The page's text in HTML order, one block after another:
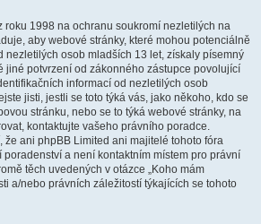
roku 1998 na ochranu soukromí nezletilých na
aby webové stránky, které mohou potenciálně
nezletilých osob mladších 13 let, získaly písemný
jiné potvrzení od zákonného zástupce povolující
informací od nezletilých osob
jisti, jestli se toto týká vás, jako někoho, kdo se
stránku, nebo se to týká webové stránky, na
kontaktujte vašeho právního poradce.
že ani phpBB Limited ani majitelé tohoto fóra
a není kontaktním místem pro právní
těch uvedených v otázce „Koho mám
a/nebo právních záležitostí týkajících se tohoto